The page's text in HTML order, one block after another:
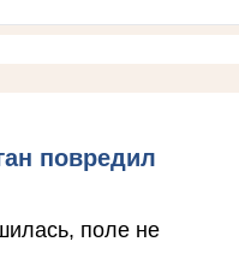
повредил
поле не